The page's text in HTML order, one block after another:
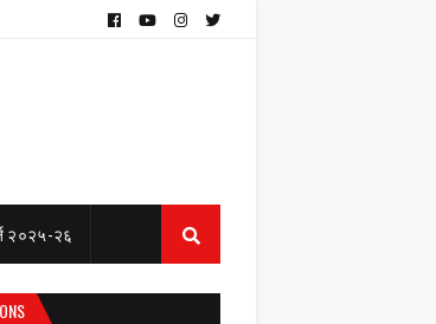
२०२५-२६